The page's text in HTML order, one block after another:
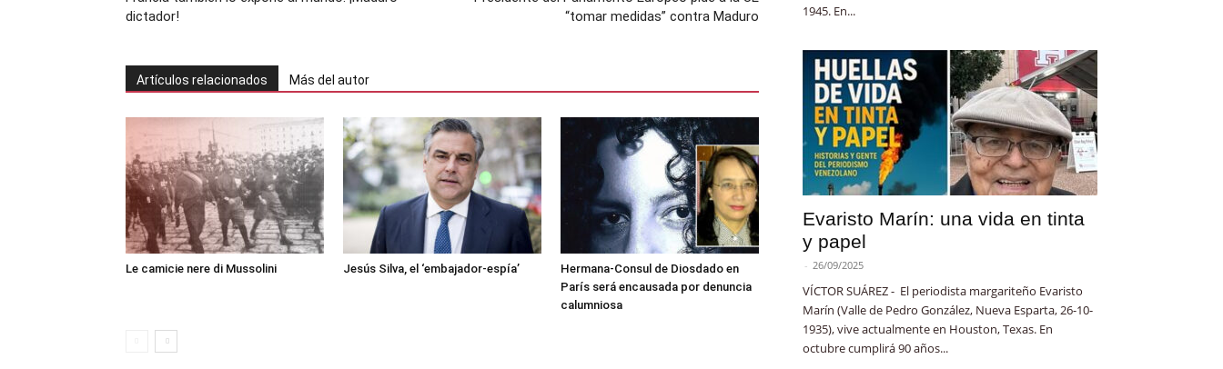
dictador!
“tomar medidas” contra Maduro
Artículos relacionados Más del autor
Le camicie nere di Mussolini Jesús Silva, el ‘embajador-espía’
Hermana-Consul de Diosdado en
París será encausada por denuncia
calumniosa
1945. En...
Evaristo Marín: una vida en tinta
y papel
- 26/09/2025
VÍCTOR SUÁREZ - El periodista margariteño Evaristo
Marín (Valle de Pedro González, Nueva Esparta, 26-10-
1935), vive actualmente en Houston, Texas. En
octubre cumplirá 90 años...